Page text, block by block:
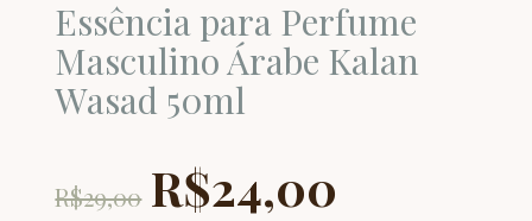
Essência para Perfume
Masculino Árabe Kalan
Wasad 50ml
R$29,00 R$24,00